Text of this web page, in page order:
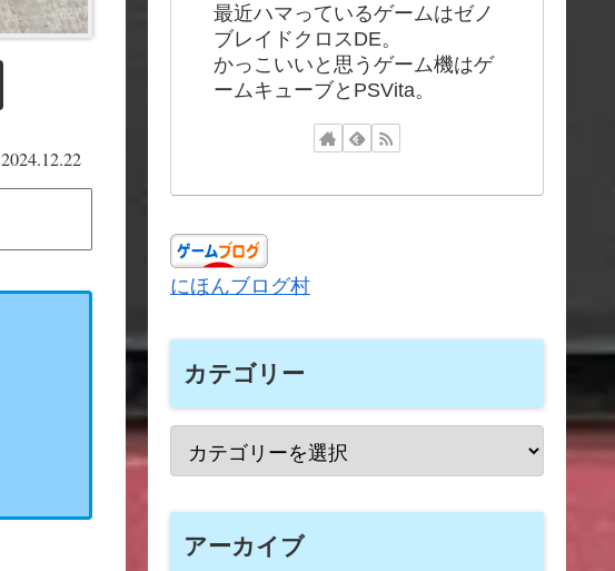
2024.12.22
最近ハマっているゲームはゼノ
ブレイドクロスDE。
かっこいいと思うゲーム機はゲ
ームキューブとPSVita。
にほんブログ村
カテゴリー
アーカイブ